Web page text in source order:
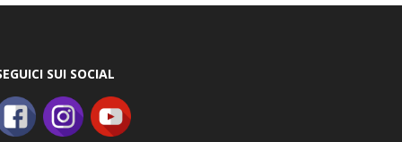
SUI SOCIAL